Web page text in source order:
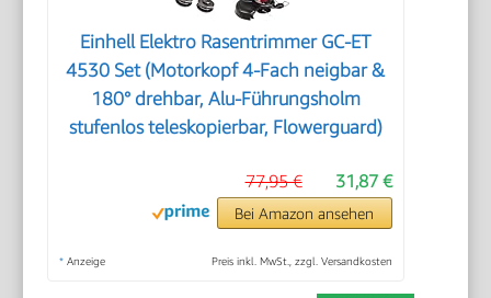
Einhell Elektro Rasentrimmer GC-ET
4530 Set (Motorkopf 4-Fach neigbar &
180° drehbar, Alu-Führungsholm
stufenlos teleskopierbar, Flowerguard)
31,87 €
77,95 €
Bei Amazon ansehen
* Anzeige Preis inkl. MwSt., zzgl. Versandkosten